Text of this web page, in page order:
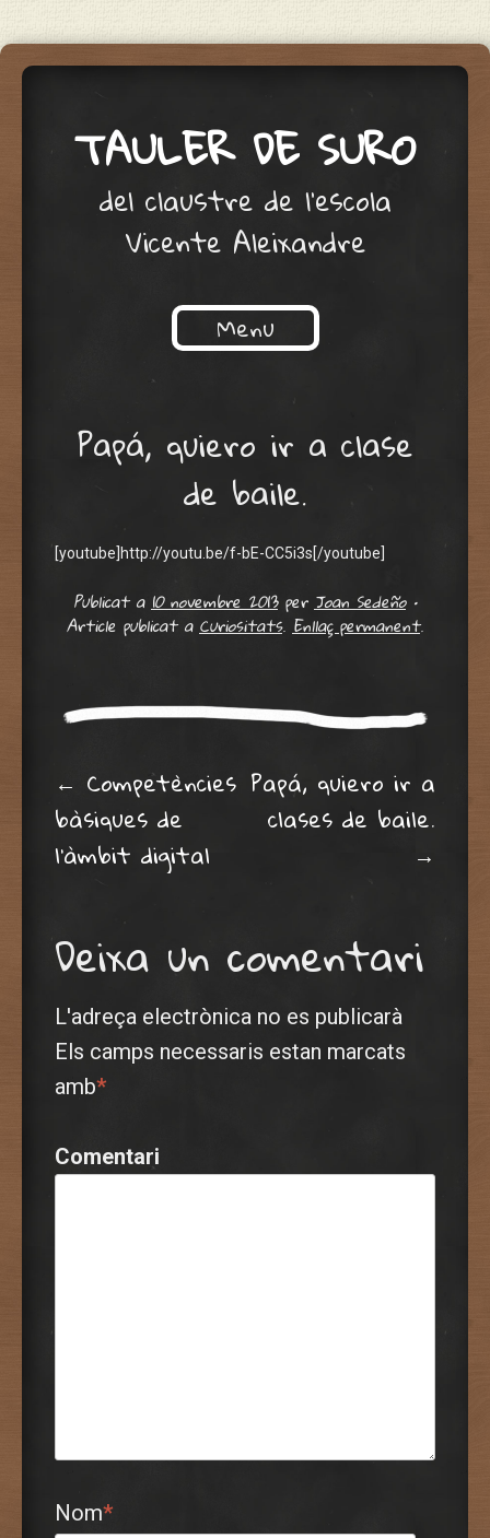
TAULER DE SURO
del claustre de l'escola
Vicente Aleixandre
Menu
Papá, quiero ir a clase
de baile.
[youtube]http://youtu.be/f-bE-CC5i3s[/youtube]
Publicat a10 novembre 2013perJoan Sedeño •
Article publicat aCuriositats. Enllaç permanent.
Post navigation
← Competències
bàsiques de
l’àmbit digital
Papá, quiero ir a
clases de baile.
→
Deixa un comentari
L'adreça electrònica no es publicarà
Els camps necessaris estan marcats
amb*
Comentari
Nom*